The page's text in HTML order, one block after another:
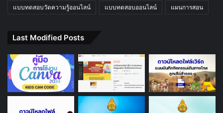
แบบทดสอบวัดความรู้ออนไลน์ แบบทดสอบออนไลน์ แผนการสอน
Last Modified Posts